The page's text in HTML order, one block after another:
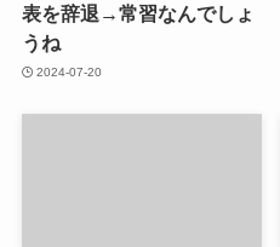
表を辞退→常習なんでしょ
うね
2024-07-20